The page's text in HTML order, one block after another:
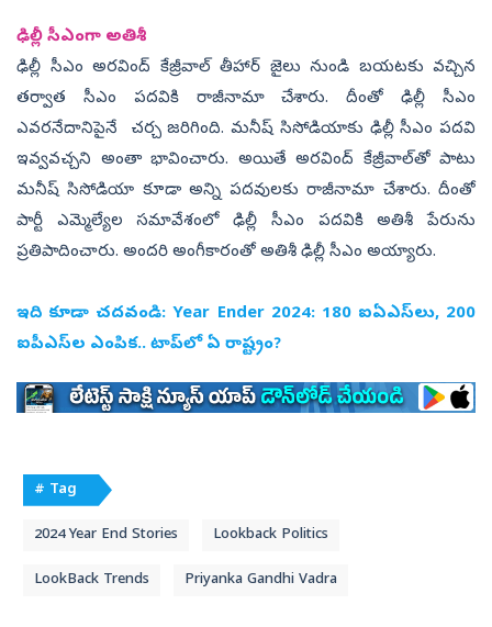
ఢిల్లీ సీఎంగా అతిశీ
ఢిల్లీ సీఎం అరవింద్ కేజ్రీవాల్ తీహార్ జైలు నుండి బయటకు వచ్చిన
తర్వాత సీఎం పదవికి రాజీనామా చేశారు. దీంతో ఢిల్లీ సీఎం
ఎవరనేదానిపైనే చర్చ జరిగింది. మనీష్ సిసోడియాకు ఢిల్లీ సీఎం పదవి
ఇవ్వవచ్చని అంతా భావించారు. అయితే అరవింద్ కేజ్రీవాల్‌తో పాటు
మనీష్ సిసోడియా కూడా అన్ని పదవులకు రాజీనామా చేశారు. దీంతో
పార్టీ ఎమ్మెల్యేల సమావేశంలో ఢిల్లీ సీఎం పదవికి అతిశీ పేరును
ప్రతిపాదించారు. అందరి అంగీకారంతో అతిశీ ఢిల్లీ సీఎం అయ్యారు.
ఇది కూడా చదవండి:Year Ender 2024: 180 ఐఏఎస్‌లు, 200
ఐపీఎస్‌ల ఎంపిక.. టాప్‌లో ఏ రాష్ట్రం?
# Tag
2024 Year End Stories Lookback Politics
LookBack Trends Priyanka Gandhi Vadra